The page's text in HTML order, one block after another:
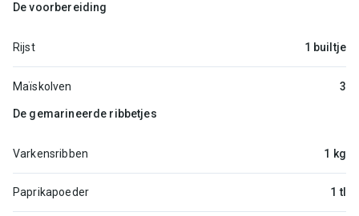
De voorbereiding
Rijst 1 builtje
Maïskolven 3
De gemarineerde ribbetjes
Varkensribben 1 kg
Paprikapoeder 1 tl